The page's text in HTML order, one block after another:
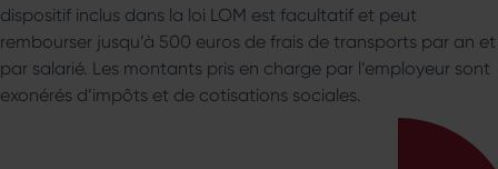
dispositif inclus dans la loi LOM est facultatif et peut
rembourser jusqu’à 500 euros de frais de transports par an et
par salarié. Les montants pris en charge par l’employeur sont
exonérés d’impôts et de cotisations sociales.